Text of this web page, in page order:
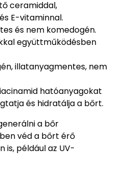
ceramiddal,
E-vitaminnal.
és nem komedogén.
együttműködésben
illatanyagmentes, nem
hatóanyagokat
és hidratálja a bőrt.
a bőr
véd a bőrt érő
is, például az UV-